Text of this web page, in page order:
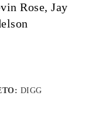
Rose, Jay
DIGG